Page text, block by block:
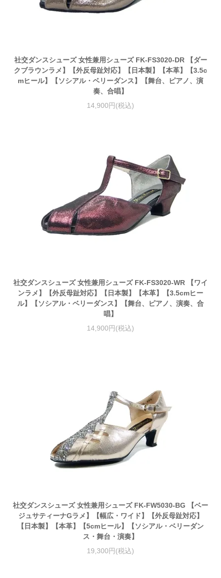
社交ダンスシューズ 女性兼用シューズ FK-FS3020-DR 【ダー
クブラウンラメ】【外反母趾対応】【日本製】【本革】【3.5c
mヒール】【ソシアル・ベリーダンス】【舞台、ピアノ、演
奏、合唱】
14,900円(税込)
社交ダンスシューズ 女性兼用シューズ FK-FS3020-WR 【ワイ
ンラメ】【外反母趾対応】【日本製】【本革】【3.5cmヒー
ル】【ソシアル・ベリーダンス】【舞台、ピアノ、演奏、合
唱】
14,900円(税込)
社交ダンスシューズ 女性兼用シューズ FK-FW5030-BG 【ベー
ジュサティーナGラメ】【幅広・ワイド】【外反母趾対応】
【日本製】【本革】【5cmヒール】【ソシアル・ベリーダン
ス・舞台・演奏】
19,300円(税込)